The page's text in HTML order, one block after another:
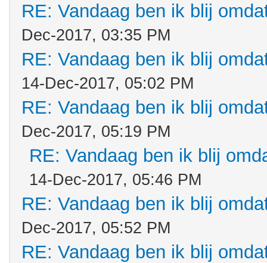
RE: Vandaag ben ik blij
Dec-2017, 03:35 PM
RE: Vandaag ben ik blij
14-Dec-2017, 05:02 PM
RE: Vandaag ben ik blij
Dec-2017, 05:19 PM
RE: Vandaag ben ik blij
14-Dec-2017, 05:46 PM
RE: Vandaag ben ik blij
Dec-2017, 05:52 PM
RE: Vandaag ben ik blij